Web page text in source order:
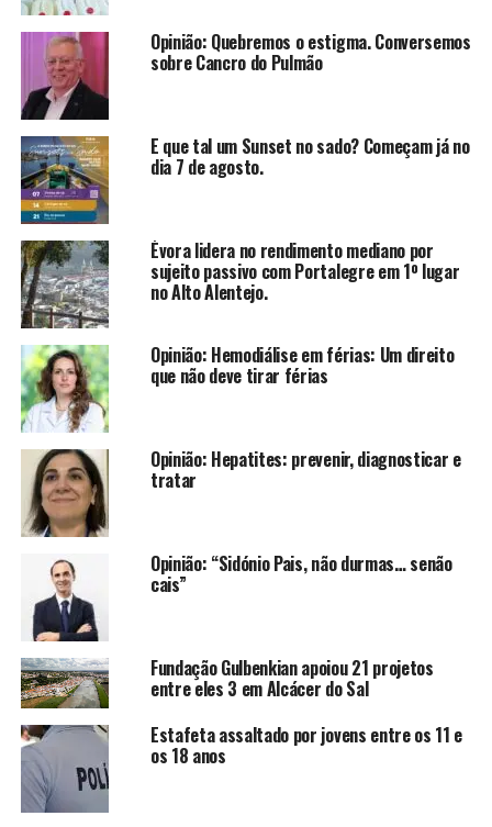
Opinião: Quebremos o estigma. Conversemos
sobre Cancro do Pulmão
E que tal um Sunset no sado? Começam já no
dia 7 de agosto.
Évora lidera no rendimento mediano por
sujeito passivo com Portalegre em 1º lugar
no Alto Alentejo.
Opinião: Hemodiálise em férias: Um direito
que não deve tirar férias
Opinião: Hepatites: prevenir, diagnosticar e
tratar
Opinião: “Sidónio Pais, não durmas… senão
cais”
Fundação Gulbenkian apoiou 21 projetos
entre eles 3 em Alcácer do Sal
Estafeta assaltado por jovens entre os 11 e
os 18 anos